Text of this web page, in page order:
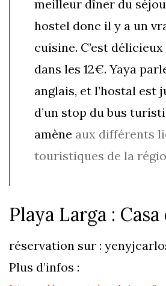
meilleur dîner du
hostel donc il y a un
cuisine. C’est
dans les 12€. Yaya
anglais, et l’hostal est
d’un stop du bus
amène aux différents
touristiques de la
Playa Larga :
réservation sur :
Plus d’infos :